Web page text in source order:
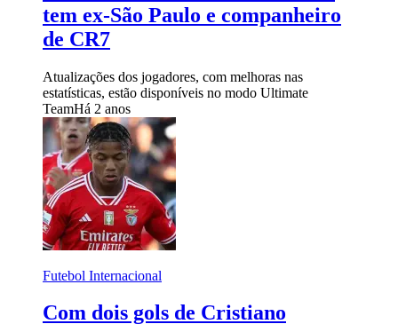
tem ex-São Paulo e companheiro
de CR7
Atualizações dos jogadores, com melhoras nas
estatísticas, estão disponíveis no modo Ultimate
TeamHá 2 anos
Futebol Internacional
Com dois gols de Cristiano